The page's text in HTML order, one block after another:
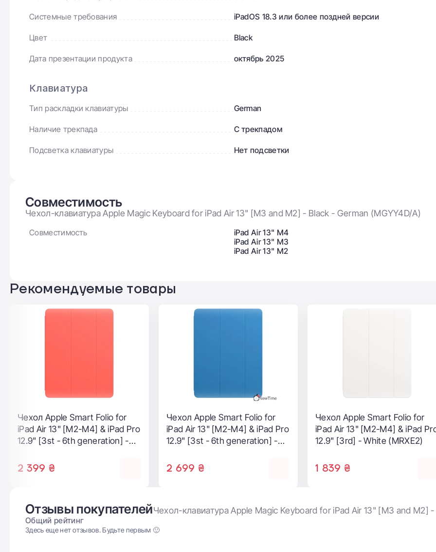
Системные требования iPadOS 18.3 или более поздней версии
Цвет Black
Дата презентации продукта октябрь 2025
Клавиатура
Тип раскладки клавиатуры German
Наличие трекпада С трекпадом
Подсветка клавиатуры Нет подсветки
Совместимость
Чехол-клавиатура Apple Magic Keyboard for iPad Air 13" [M3 and M2] - Black - German (MGYY4D/A)
Совместимость
iPad Air 13" M4
iPad Air 13" M3
iPad Air 13" M2
Рекомендуемые товары
Чехол Apple Smart Folio for
iPad Air 13" [M2-M4] & iPad Pro
12.9" [3rd] - White (MRXE2)
1 839 ₴
Чехол-книжка LAUT
PRESTIGE FOLIO MG для iPad
Air 13" та Pencil - Black
1 999 ₴
Чехол-книжка Comma Joy
Series for iPad Air 13-inch
(2024) - Black
1 799 ₴
Отзывы покупателейЧехол-клавиатура Apple Magic Keyboard for iPad Air 13" [M3 and M2]
Общий рейтинг
Здесь еще нет отзывов. Будьте первым 🙂